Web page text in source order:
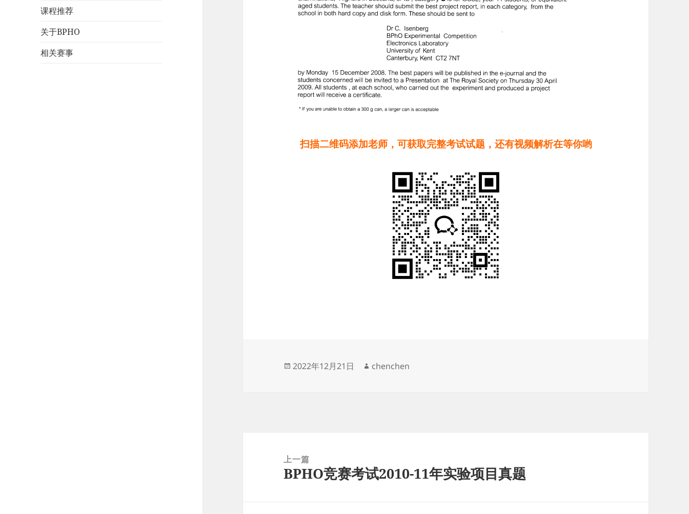
课程推荐
关于BPHO
相关赛事
扫描二维码添加老师，可获取完整考试试题，还有视频解析在等你哟
发
2022年12月21日
作
chenchen
上一篇
上
BPHO竞赛考试2010-11年实验项目真题